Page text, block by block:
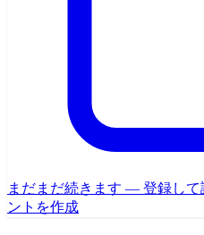
まだまだ続きます — 登録して
ントを作成